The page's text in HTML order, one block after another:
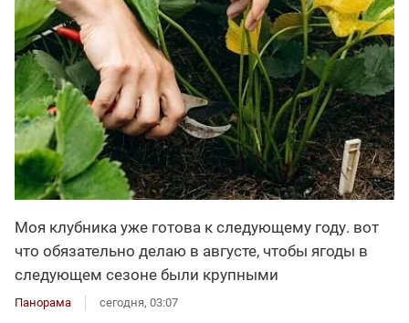
Моя клубника уже готова к следующему году. вот
что обязательно делаю в августе, чтобы ягоды в
следующем сезоне были крупными
Панорама сегодня, 03:07